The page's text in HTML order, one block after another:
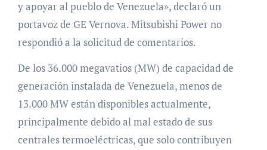
y apoyar al pueblo de Venezuela», declaró un
portavoz de GE Vernova. Mitsubishi Power no
respondió a la solicitud de comentarios.
De los 36.000 megavatios (MW) de capacidad de
generación instalada de Venezuela, menos de
13.000 MW están disponibles actualmente,
principalmente debido al mal estado de sus
centrales termoeléctricas, que solo contribuyen